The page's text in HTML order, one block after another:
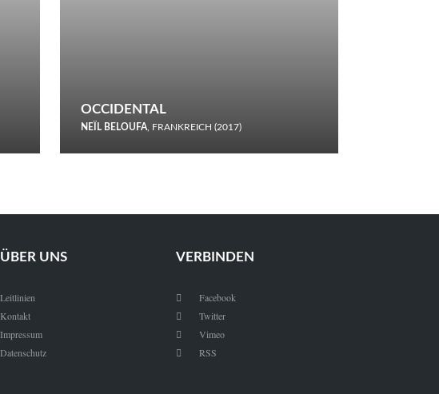
OCCIDENTAL
NEÏL BELOUFA, FRANKREICH (2017)
ÜBER UNS
Leitlinien
Kontakt
Impressum
Datenschutz
VERBINDEN
 Facebook
 Twitter
 Vimeo
 RSS